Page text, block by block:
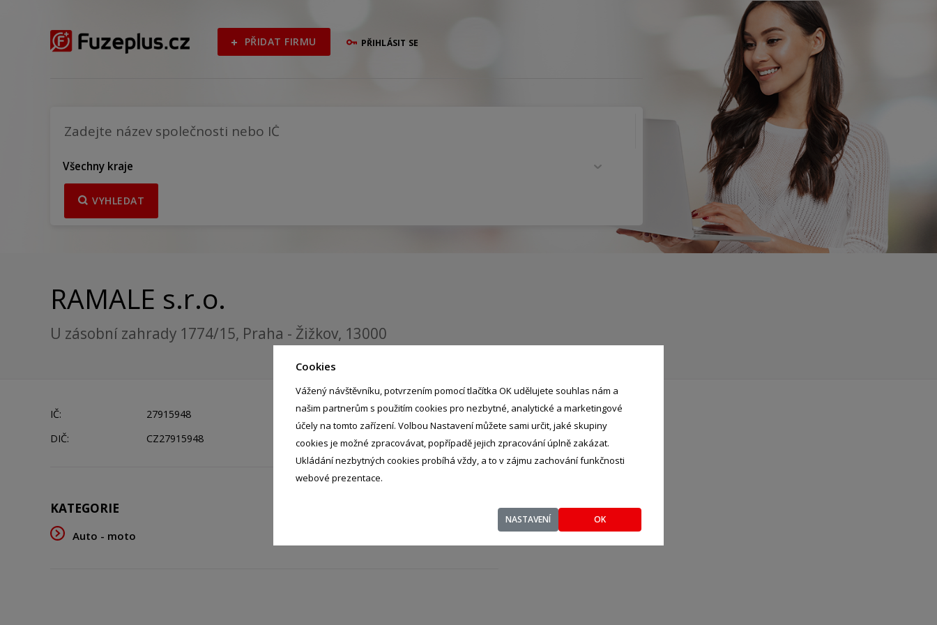
Cookies
Vážený návštěvníku, potvrzením pomocí tlačítka OK udělujete souhlas nám a
našim partnerům s použitím cookies pro nezbytné, analytické a marketingové
účely na tomto zařízení. Volbou Nastavení můžete sami určit, jaké skupiny
cookies je možné zpracovávat, popřípadě jejich zpracování úplně zakázat.
Ukládání nezbytných cookies probíhá vždy, a to v zájmu zachování funkčnosti
webové prezentace.
NASTAVENÍ OK
PŘIDAT FIRMU PŘIHLÁSIT SE
Všechny kraje
VYHLEDAT
RAMALE s.r.o.
U zásobní zahrady 1774/15, Praha - Žižkov, 13000
IČ:
27915948
DIČ:
CZ27915948
KATEGORIE
Auto - moto